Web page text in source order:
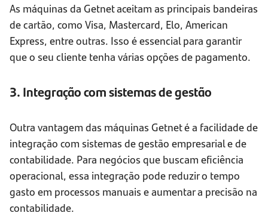
As máquinas da Getnet aceitam as principais bandeiras
de cartão, como Visa, Mastercard, Elo, American
Express, entre outras. Isso é essencial para garantir
que o seu cliente tenha várias opções de pagamento.
3. Integração com sistemas de gestão
Outra vantagem das máquinas Getnet é a facilidade de
integração com sistemas de gestão empresarial e de
contabilidade. Para negócios que buscam eficiência
operacional, essa integração pode reduzir o tempo
gasto em processos manuais e aumentar a precisão na
contabilidade.